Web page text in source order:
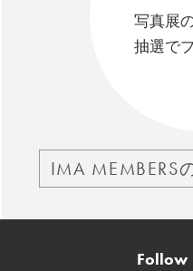
写真展
抽選で
IMA MEMBERS
Follow